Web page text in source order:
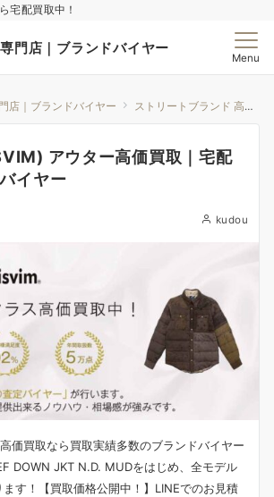
宅配買取中！
門店｜ブランドバイヤー
Menu
店｜ブランドバイヤー ストリートブランド 高価買取｜ブランドバイヤー
アウター高価買取｜宅配
イヤー
kudou
価買取なら買取実績多数のブランドバイヤー
DOWN JKT N.D. MUDをはじめ、全モデル
す！【買取価格公開中！】LINEでのお見積